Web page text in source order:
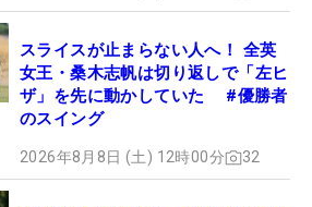
スライスが止まらない人へ！ 全英
女王・桑木志帆は切り返しで「左ヒ
ザ」を先に動かしていた #優勝者
のスイング
2026年8月8日 (土) 12時00分 32